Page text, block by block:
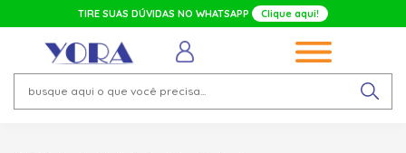
TIRE SUAS DÚVIDAS NO WHATSAPP Clique aqui!